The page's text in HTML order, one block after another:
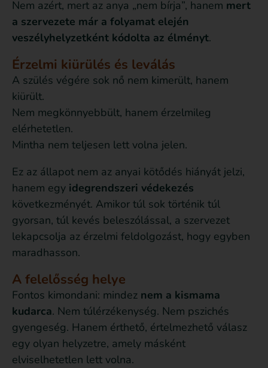
Nem azért, mert az anya „nem bírja”, hanem mert
a szervezete már a folyamat elején
veszélyhelyzetként kódolta az élményt.
Érzelmi kiürülés és leválás
A szülés végére sok nő nem kimerült, hanem
kiürült.
Nem megkönnyebbült, hanem érzelmileg
elérhetetlen.
Mintha nem teljesen lett volna jelen.
Ez az állapot nem az anyai kötődés hiányát jelzi,
hanem egy idegrendszeri védekezés
következményét. Amikor túl sok történik túl
gyorsan, túl kevés beleszólással, a szervezet
lekapcsolja az érzelmi feldolgozást, hogy egyben
maradhasson.
A felelősség helye
Fontos kimondani: mindez nem a kismama
kudarca. Nem túlérzékenység. Nem pszichés
gyengeség. Hanem érthető, értelmezhető válasz
egy olyan helyzetre, amely másként
elviselhetetlen lett volna.